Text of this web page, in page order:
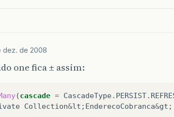
(name="Categoria")
List<Categoria
void setFilhos(List<Categoria
this .filhos = filhos;
dez. de 2008
one fica ± assim:
(cascade = CascadeType. PERSIST.
Collection&lt ; EnderecoCobranca&gt ;